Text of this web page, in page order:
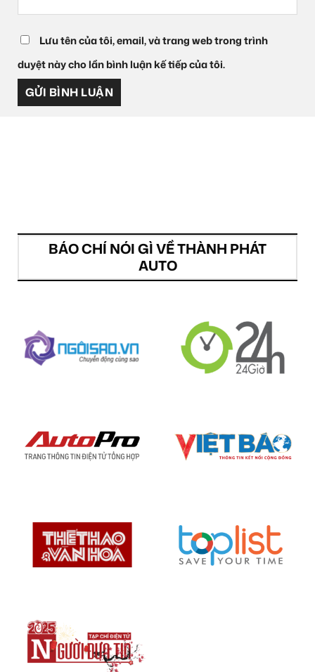
Lưu tên của tôi, email, và trang web trong trình
duyệt này cho lần bình luận kế tiếp của tôi.
BÁO CHÍ NÓI GÌ VỀ THÀNH PHÁT
AUTO